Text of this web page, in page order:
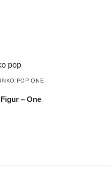
POP ONE
– One